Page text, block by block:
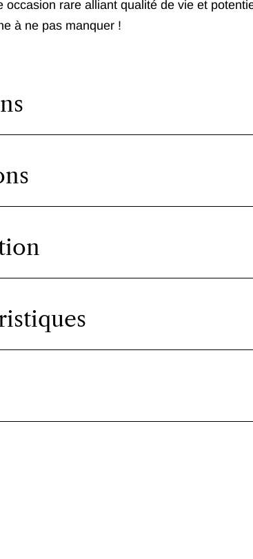
occasion rare alliant qualité de vie et
à ne pas manquer !